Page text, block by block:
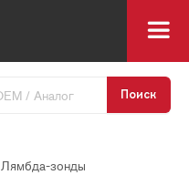
Поиск
Лямбда-зонды